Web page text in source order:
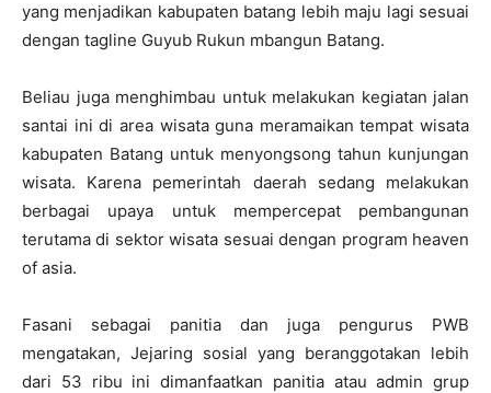
yang menjadikan kabupaten batang lebih maju lagi sesuai
dengan tagline Guyub Rukun mbangun Batang.
Beliau juga menghimbau untuk melakukan kegiatan jalan
santai ini di area wisata guna meramaikan tempat wisata
kabupaten Batang untuk menyongsong tahun kunjungan
wisata. Karena pemerintah daerah sedang melakukan
berbagai upaya untuk mempercepat pembangunan
terutama di sektor wisata sesuai dengan program heaven
of asia.
Fasani sebagai panitia dan juga pengurus PWB
mengatakan, Jejaring sosial yang beranggotakan lebih
dari 53 ribu ini dimanfaatkan panitia atau admin grup